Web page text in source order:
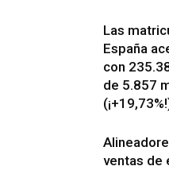
Las
España
con
de 5.857
ventas de